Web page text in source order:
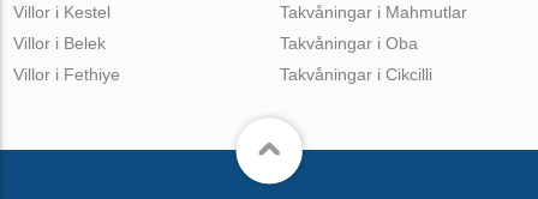
Villor i Kestel
Villor i Belek
Villor i Fethiye
Takvåningar i Mahmutlar
Takvåningar i Oba
Takvåningar i Cikcilli